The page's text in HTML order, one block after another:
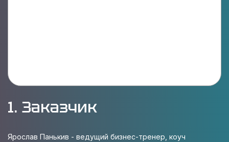
1. Заказчик
Ярослав Панькив - ведущий бизнес-тренер, коуч